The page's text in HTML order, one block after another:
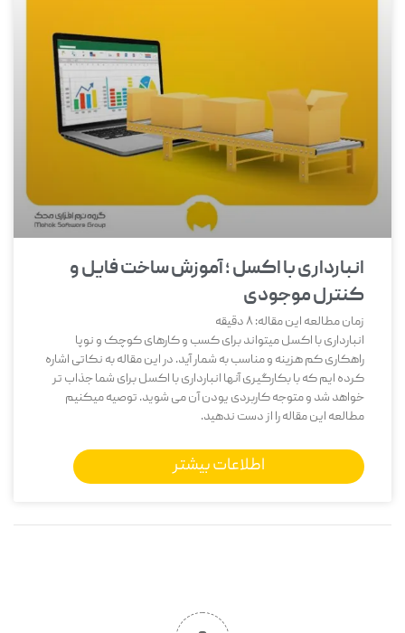
انبارداری با اکسل ؛ آموزش ساخت فایل و
کنترل موجودی
زمان مطالعه این مقاله:8دقیقه
انبارداری با اکسل میتواند برای کسب و کارهای کوچک و نوپا
راهکاری کم هزینه و مناسب به شمار آید. در این مقاله به نکاتی اشاره
کرده ایم که با بکارگیری آنها انبارداری با اکسل برای شما جذاب تر
خواهد شد و متوجه کاربردی یودن آن می شوید. توصیه میکنیم
مطالعه این مقاله را از دست ندهید.
اطلاعات بیشتر